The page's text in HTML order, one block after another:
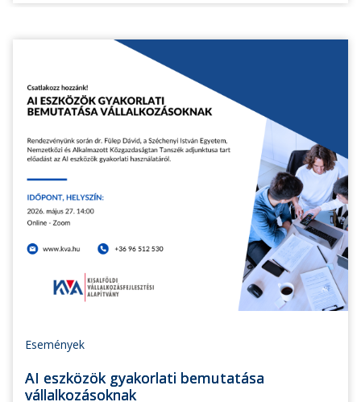
Események
AI eszközök gyakorlati bemutatása
vállalkozásoknak